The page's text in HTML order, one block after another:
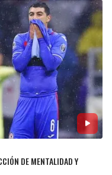
DE MENTALIDAD Y